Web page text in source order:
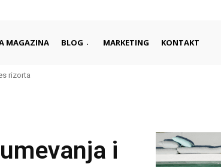
MAGAZINA BLOG MARKETING KONTAKT
rizorta
i